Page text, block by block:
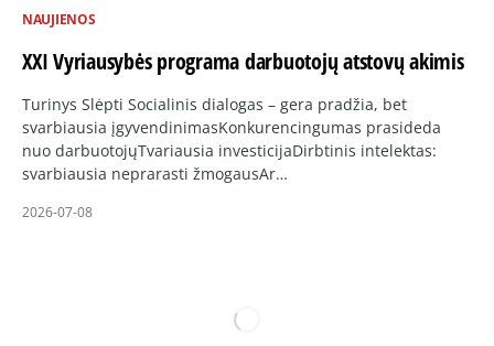
NAUJIENOS
XXI Vyriausybės programa darbuotojų atstovų akimis
Turinys Slėpti Socialinis dialogas – gera pradžia, bet
svarbiausia įgyvendinimasKonkurencingumas prasideda
nuo darbuotojųTvariausia investicijaDirbtinis intelektas:
svarbiausia neprarasti žmogausAr…
2026-07-08